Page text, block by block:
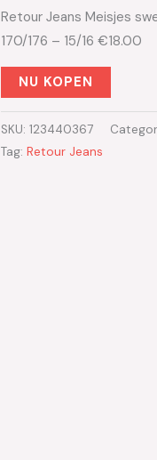
Retour Jeans Meisjes
170/176 – 15/16 €18.00
NU KOPEN
SKU: 123440367
Tag: Retour Jeans